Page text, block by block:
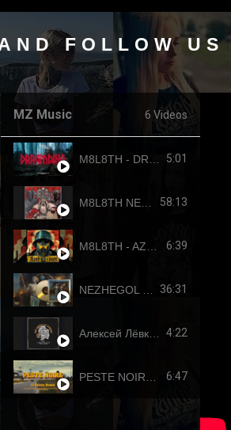
FOLLOW
MZ Music 6 Videos
5:01
58:13
6:39
36:31
4:22
6:47